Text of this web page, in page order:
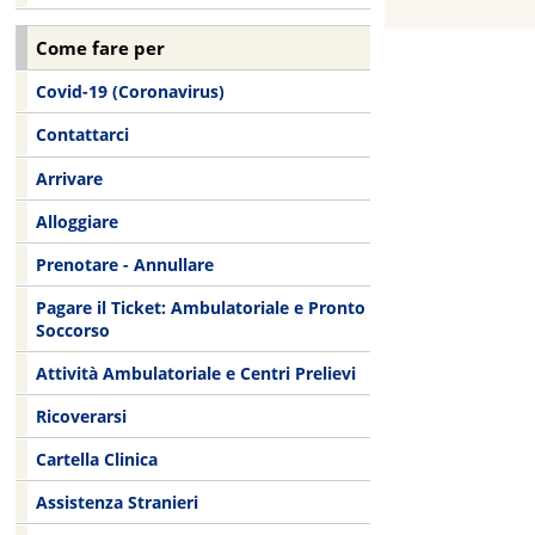
Come fare per
Covid-19 (Coronavirus)
Contattarci
Arrivare
Alloggiare
Prenotare - Annullare
Pagare il Ticket: Ambulatoriale e Pronto
Soccorso
Attività Ambulatoriale e Centri Prelievi
Ricoverarsi
Cartella Clinica
Assistenza Stranieri